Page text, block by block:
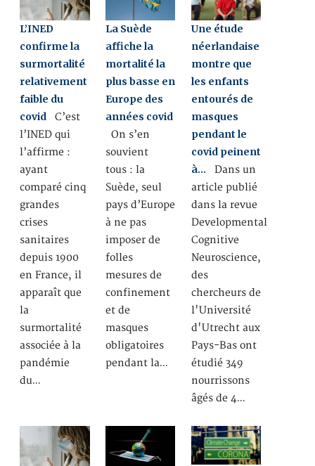
L’INED
confirme la
surmortalité
relativement
faible du
covid C’est
l’INED qui
l’affirme :
ayant
comparé cinq
grandes
crises
sanitaires
depuis 1900
en France, il
apparaît que
la
surmortalité
associée à la
pandémie
du…
La Suède
affiche la
mortalité la
plus basse en
Europe des
années covid
On s’en
souvient
tous : la
Suède, seul
pays d’Europe
à ne pas
imposer de
folles
mesures de
confinement
et de
masques
obligatoires
pendant la…
Une étude
néerlandaise
montre que
les enfants
entourés de
masques
pendant le
covid peinent
à… Dans un
article publié
dans la revue
Developmental
Cognitive
Neuroscience,
des
chercheurs de
l'Université
d'Utrecht aux
Pays-Bas ont
étudié 349
nourrissons
âgés de 4…